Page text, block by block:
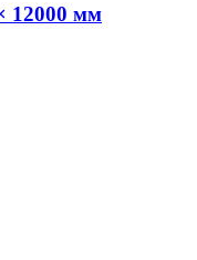
12000 мм